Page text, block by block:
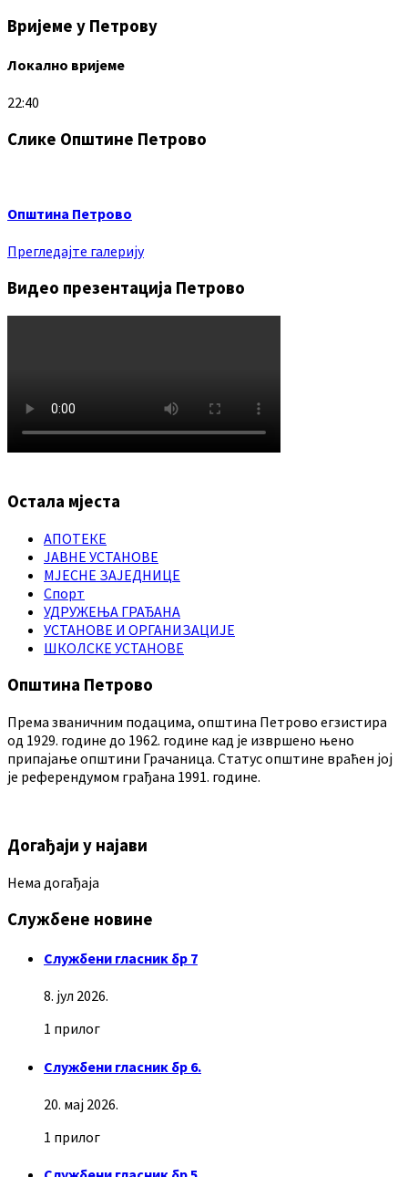
Вријеме у Петрову
Локално вријеме
22:40
Слике Општине Петрово
Општина Петрово
Прегледајте галерију
Видео презентација Петрово
Остала мјеста
АПОТЕКЕ
ЈАВНЕ УСТАНОВЕ
МЈЕСНЕ ЗАЈЕДНИЦЕ
Спорт
УДРУЖЕЊА ГРАЂАНА
УСТАНОВЕ И ОРГАНИЗАЦИЈЕ
ШКОЛСКЕ УСТАНОВЕ
Општина Петрово
Према званичним подацима, општина Петрово егзистира
од 1929. године до 1962. године кад је извршено њено
припајање општини Грачаница. Статус општине враћен јој
је референдумом грађана 1991. године.
Догађаји у најави
Нема догађаја
Службене новине
Службени гласник бр 7
8. јул 2026.
1 прилог
Службени гласник бр 6.
20. мај 2026.
1 прилог